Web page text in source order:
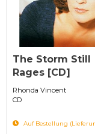
The Storm Still
Rages [CD]
Rhonda Vincent
CD
Auf Bestellung